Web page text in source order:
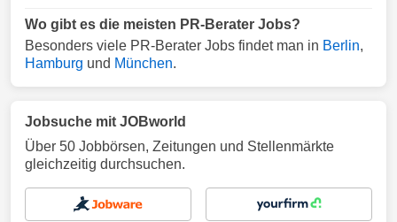
Wo gibt es die meisten PR-Berater Jobs?
Besonders viele PR-Berater Jobs findet man in Berlin,
Hamburg und München.
Jobsuche mit JOBworld
Über 50 Jobbörsen, Zeitungen und Stellenmärkte
gleichzeitig durchsuchen.